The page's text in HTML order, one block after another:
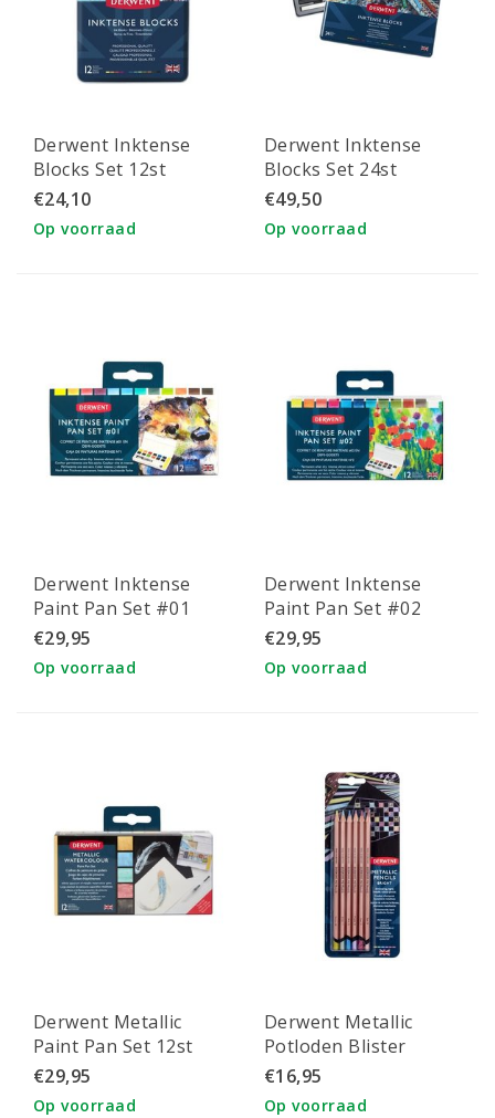
Derwent Inktense
Blocks Set 12st
€24,10
Op voorraad
Derwent Inktense
Blocks Set 24st
€49,50
Op voorraad
Derwent Inktense
Paint Pan Set #01
12st
€29,95
Op voorraad
Derwent Inktense
Paint Pan Set #02
12st
€29,95
Op voorraad
Derwent Metallic
Paint Pan Set 12st
€29,95
Op voorraad
Derwent Metallic
Potloden Blister
Bright Set 6st
€16,95
Op voorraad